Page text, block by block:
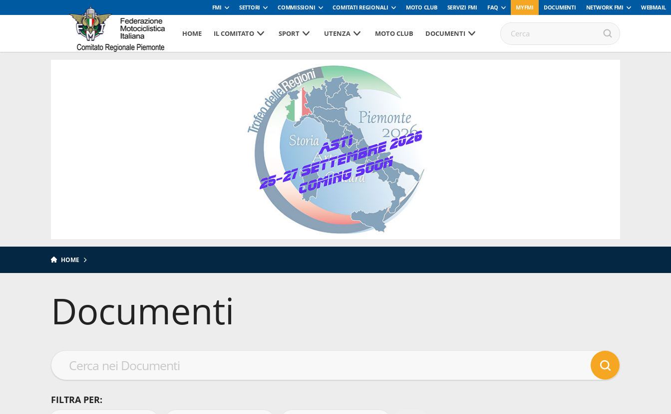
FMI SETTORI COMMISSIONI COMITATI REGIONALI MOTO CLUB SERVIZI FMI FAQ MYFMI DOCUMENTI NETWORK FMI WEBMAIL
HOME IL COMITATO SPORT UTENZA MOTO CLUB DOCUMENTI
HOME
Documenti
FILTRA PER: